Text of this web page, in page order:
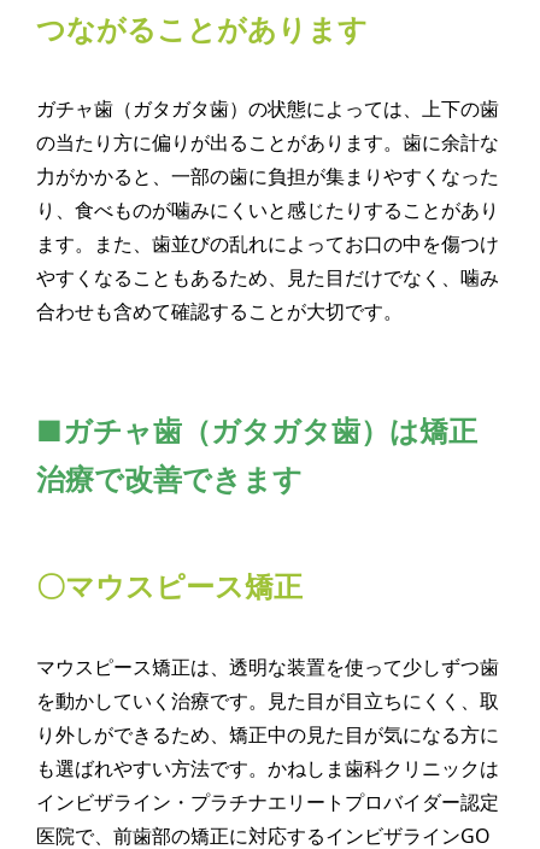
つながることがあります
ガチャ歯（ガタガタ歯）の状態によっては、上下の歯
の当たり方に偏りが出ることがあります。歯に余計な
力がかかると、一部の歯に負担が集まりやすくなった
り、食べものが噛みにくいと感じたりすることがあり
ます。また、歯並びの乱れによってお口の中を傷つけ
やすくなることもあるため、見た目だけでなく、噛み
合わせも含めて確認することが大切です。
■ガチャ歯（ガタガタ歯）は矯正
治療で改善できます
〇マウスピース矯正
マウスピース矯正は、透明な装置を使って少しずつ歯
を動かしていく治療です。見た目が目立ちにくく、取
り外しができるため、矯正中の見た目が気になる方に
も選ばれやすい方法です。かねしま歯科クリニックは
インビザライン・プラチナエリートプロバイダー認定
医院で、前歯部の矯正に対応するインビザラインGO